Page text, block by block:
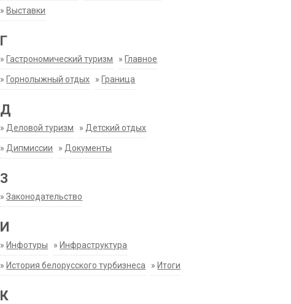
» Выставки
Г
» Гастрономический туризм » Главное
» Горнолыжный отдых » Граница
Д
» Деловой туризм » Детский отдых
» Дипмиссии » Документы
З
»Законодательство
И
» Инфотуры » Инфраструктура
» История белорусского турбизнеса » Итоги
К